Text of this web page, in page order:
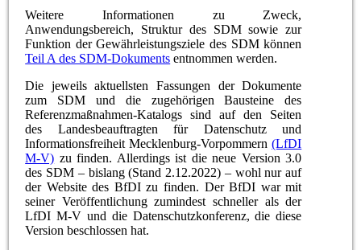
Weitere Informationen zu Zweck,
Anwendungsbereich, Struktur des SDM sowie zur
Funktion der Gewährleistungsziele des SDM können
Teil A des SDM-Dokuments entnommen werden.
Die jeweils aktuellsten Fassungen der Dokumente
zum SDM und die zugehörigen Bausteine des
Referenzmaßnahmen-Katalogs sind auf den Seiten
des Landesbeauftragten für Datenschutz und
Informationsfreiheit Mecklenburg-Vorpommern(LfDI
M-V) zu finden. Allerdings ist die neue Version 3.0
des SDM – bislang (Stand 2.12.2022) – wohl nur auf
der Website des BfDI zu finden. Der BfDI war mit
seiner Veröffentlichung zumindest schneller als der
LfDI M-V und die Datenschutzkonferenz, die diese
Version beschlossen hat.